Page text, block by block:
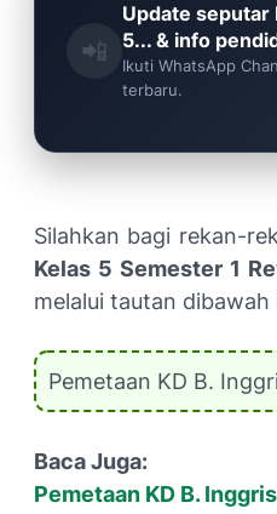
📲
Update seputar
5... & info
Ikuti WhatsApp
terbaru.
Silahkan bagi rekan-
Kelas 5 Semester 1
melalui tautan dibawah
Pemetaan KD B.
Baca Juga:
Pemetaan KD B.